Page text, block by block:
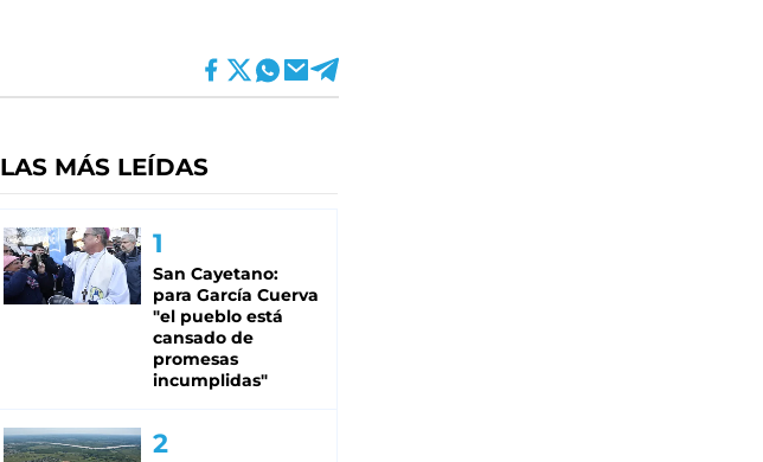
LAS MÁS LEÍDAS
San Cayetano:
para García Cuerva
"el pueblo está
cansado de
promesas
incumplidas"